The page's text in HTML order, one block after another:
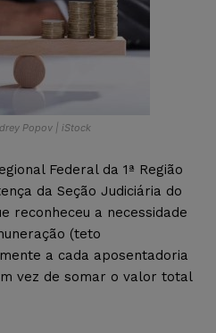
Popov | iStock
Federal da 1ª Região
da Seção Judiciária do
reconheceu a necessidade
(teto
a cada aposentadoria
vez de somar o valor total